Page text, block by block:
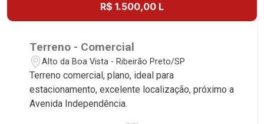
R$ 1.500,00 L
Terreno - Comercial
Alto da Boa Vista - Ribeirão Preto/SP
Terreno comercial, plano, ideal para
estacionamento, excelente localização, próximo a
Avenida Independência.